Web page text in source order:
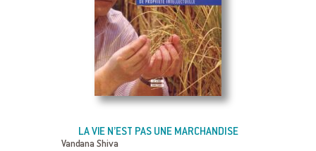
LA VIE N’EST PAS UNE MARCHANDISE
Vandana Shiva